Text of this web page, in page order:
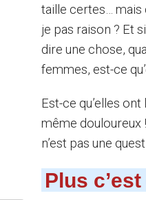
taille certes… mais
je pas raison ? Et
dire une chose,
femmes, est-ce
Est-ce qu’elles
même douloureux
n’est pas une
Plus